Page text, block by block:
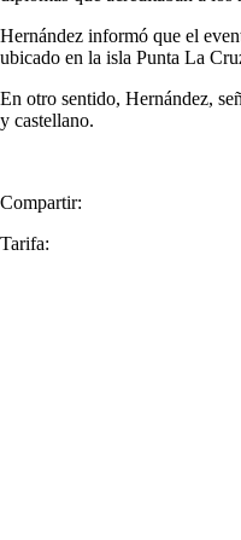
Hernández informó que el
ubicado en la isla Punta La
En otro sentido, Hernández,
y castellano.
Compartir:
Tarifa: